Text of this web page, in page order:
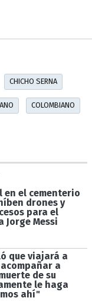
CHICHO SERNA
COLOMBIANO
el cementerio
drones y
para el
Jorge Messi
que viajará a
a
de su
le haga
ahí"